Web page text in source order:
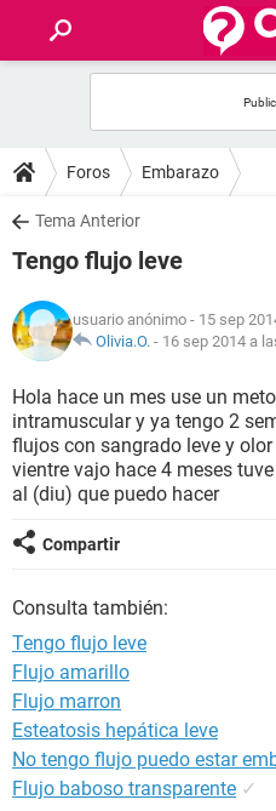
FOROS
SALUD
FAMILIA
NUTRICIÓN
BIENESTAR
SEXUALIDAD
GLOSARIO
Foros Embarazo
Tema Anterior
Tengo flujo leve
usuario anónimo - 15 sep
Olivia.O. - 16 sep 2014 a
Hola hace un mes use un
intramuscular y ya tengo 2
flujos con sangrado leve y
vientre vajo hace 4 meses
al (diu) que puedo hacer
Compartir
Consulta también:
Tengo flujo leve
Flujo amarillo
Flujo marron
Esteatosis hepática leve
No tengo flujo puedo estar
Flujo baboso transparente ✓